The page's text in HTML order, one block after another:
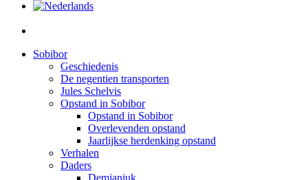
Sobibor
Geschiedenis
De negentien transporten
Jules Schelvis
Opstand in Sobibor
Opstand in Sobibor
Overlevenden opstand
Jaarlijkse herdenking opstand
Verhalen
Daders
Demjanjuk